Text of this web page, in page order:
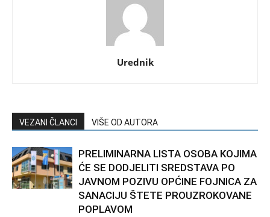
Urednik
VEZANI ČLANCI VIŠE OD AUTORA
PRELIMINARNA LISTA OSOBA KOJIMA
ĆE SE DODJELITI SREDSTAVA PO
JAVNOM POZIVU OPĆINE FOJNICA ZA
SANACIJU ŠTETE PROUZROKOVANE
POPLAVOM